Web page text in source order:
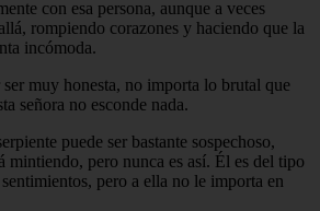
con esa persona, aunque a veces
rompiendo corazones y haciendo que la
incómoda.
muy honesta, no importa lo brutal que
señora no esconde nada.
puede ser bastante sospechoso,
mintiendo, pero nunca es así. Él es del tipo
pero a ella no le importa en